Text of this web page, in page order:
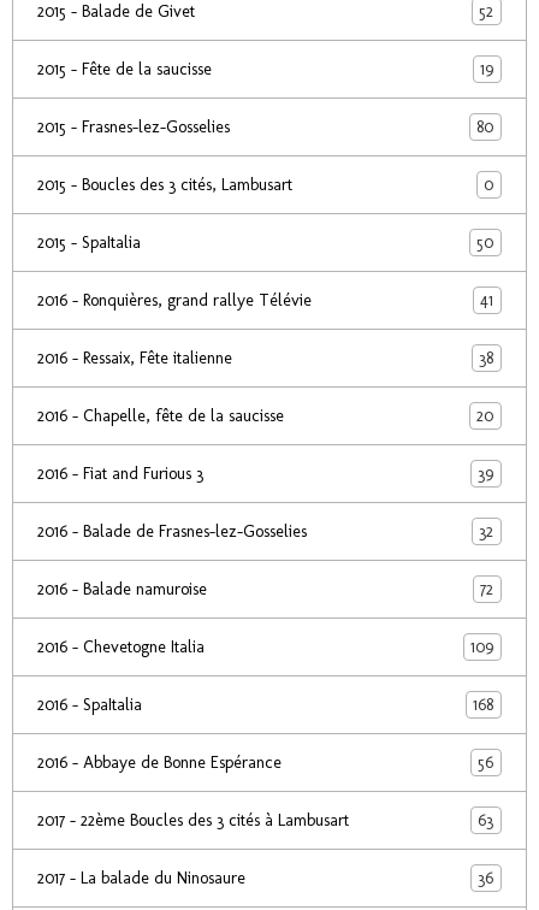
2015 - Balade de Givet 52
2015 - Fête de la saucisse 19
2015 - Frasnes-lez-Gosselies 80
2015 - Boucles des 3 cités, Lambusart 0
2015 - SpaItalia 50
2016 - Ronquières, grand rallye Télévie 41
2016 - Ressaix, Fête italienne 38
2016 - Chapelle, fête de la saucisse 20
2016 - Fiat and Furious 3 39
2016 - Balade de Frasnes-lez-Gosselies 32
2016 - Balade namuroise 72
2016 - Chevetogne Italia 109
2016 - SpaItalia 168
2016 - Abbaye de Bonne Espérance 56
2017 - 22ème Boucles des 3 cités à Lambusart 63
2017 - La balade du Ninosaure 36